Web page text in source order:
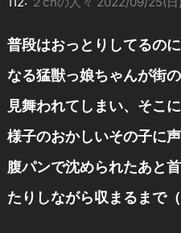
普段はおっとりしてるの
なる猛獣っ娘ちゃんが街
見舞われてしまい、そこ
様子のおかしいその子に
腹パンで沈められたあと
たりしながら収まるまで